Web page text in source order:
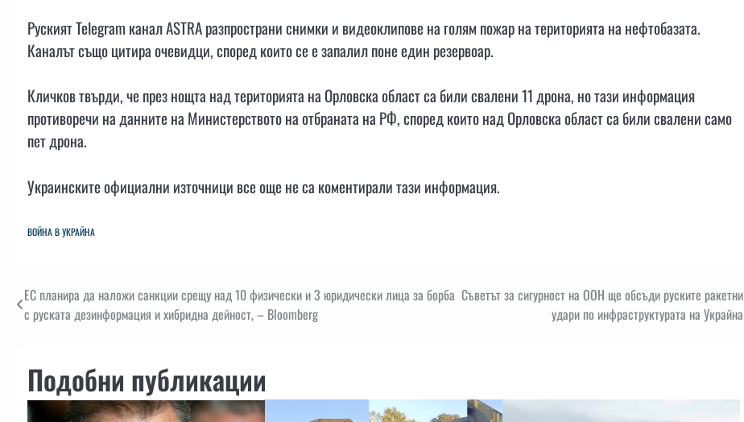
Руският Telegram канал ASTRA разпространи снимки и видеоклипове на голям пожар на територията на нефтобазата.
Каналът също цитира очевидци, според които се е запалил поне един резервоар.
Кличков твърди, че през нощта над територията на Орловска област са били свалени 11 дрона, но тази информация
противоречи на данните на Министерството на отбраната на РФ, според които над Орловска област са били свалени само
пет дрона.
Украинските официални източници все още не са коментирали тази информация.
ВОЙНА В УКРАЙНА
Навигация
ЕС планира да наложи санкции срещу над 10 физически и 3 юридически лица за борба
с руската дезинформация и хибридна дейност, – Bloomberg
Съветът за сигурност на ООН ще обсъди руските ракетни
удари по инфраструктурата на Украйна
Подобни публикации